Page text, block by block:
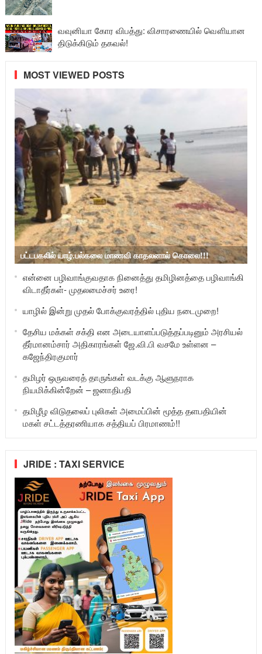
வவுனியா கோர விபத்து: விசாரணையில் வௌியான
திடுக்கிடும் தகவல்!
MOST VIEWED POSTS
பட்டபகலில் யாழ்.பல்கலை மாணவி காதலனால் கொலை!!!
என்னை பழிவாங்குவதாக நினைத்து தமிழினத்தை பழிவாங்கி
விடாதீர்கள்- முதலமைச்சர் உரை!
யாழில் இன்று முதல் போக்குவரத்தில் புதிய நடைமுறை!
தேசிய மக்கள் சக்தி என அடையாளப்படுத்தப்படினும் அரசியல்
தீர்மானம்சார் அதிகாரங்கள் ஜே.வி.பி வசமே உள்ளன –
கஜேந்திரகுமார்
தமிழர் ஒருவரைத் தாருங்கள் வடக்கு ஆளுநராக
நியமிக்கின்றேன் – ஜனாதிபதி
தமிழீழ விடுதலைப் புலிகள் அமைப்பின் மூத்த தளபதியின்
மகள் சட்டத்தரணியாக சத்தியப் பிரமாணம்!!
JRIDE : TAXI SERVICE